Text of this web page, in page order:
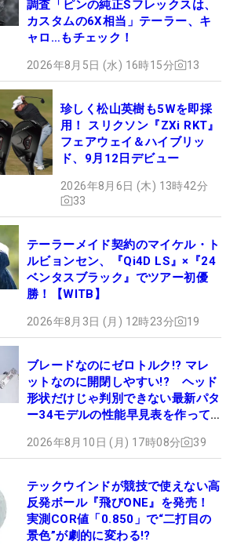
調査「ピンの純正Sフレックスは、
カスタムの6X相当」テーラー、キ
ャロ…もチェック！
2026年8月5日 (水) 16時15分 13
珍しく松山英樹も5Wを即採
用！ スリクソン『ZXi RKT』
フェアウェイ＆ハイブリッ
ド、9月12日デビュー
2026年8月6日 (木) 13時42分
33
テーラーメイド契約のマイケル・ト
ルビョンセン、『Qi4D LS』×『24
ベンタスブラック』でツアー初優
勝！【WITB】
2026年8月3日 (月) 12時23分 19
ブレードなのにゼロトルク!? マレ
ットなのに開閉しやすい!? ヘッド
形状だけじゃ判別できない最新パタ
ー34モデルの性能早見表を作って
2026年8月10日 (月) 17時08分 39
テックウインドが競技で使えない高
反発ボール『飛びONE』を発売！
実測COR値「0.850」で“二打目の
景色”が劇的に変わる!?